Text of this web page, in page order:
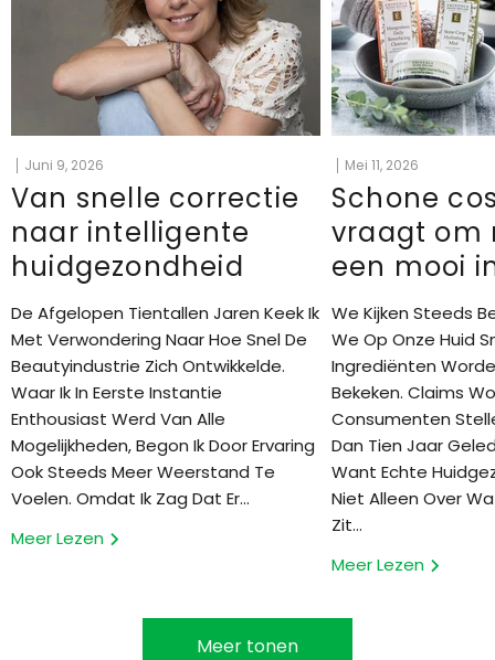
Juni 9, 2026
Van snelle correctie
naar intelligente
huidgezondheid
De Afgelopen Tientallen Jaren Keek Ik
Met Verwondering Naar Hoe Snel De
Beautyindustrie Zich Ontwikkelde.
Waar Ik In Eerste Instantie
Enthousiast Werd Van Alle
Mogelijkheden, Begon Ik Door Ervaring
Ook Steeds Meer Weerstand Te
Voelen. Omdat Ik Zag Dat Er...
Meer Lezen
Mei 11, 2026
Schone
vraagt om
een mooi
We Kijken Steeds
We Op Onze Huid
Ingrediënten
Bekeken. Claims
Consumenten
Dan Tien Jaar
Want Echte
Niet Alleen Over
Zit...
Meer Lezen
Meer tonen